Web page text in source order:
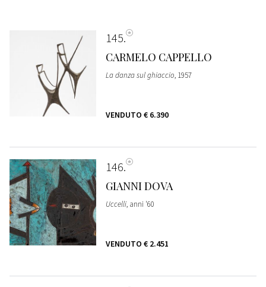
145
CARMELO CAPPELLO
La danza sul ghiaccio, 1957
VENDUTO € 6.390
146
GIANNI DOVA
Uccelli, anni '60
VENDUTO € 2.451